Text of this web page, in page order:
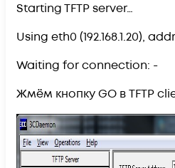
Starting TFTP server…
Using eth0 (192.168.1.20),
Waiting for connection: -
Жмём кнопку GO в TFTP